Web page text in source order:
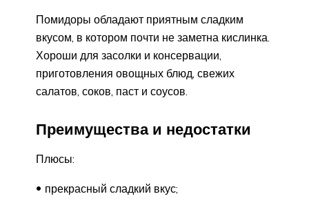
Помидоры обладают приятным сладким
вкусом, в котором почти не заметна кислинка.
Хороши для засолки и консервации,
приготовления овощных блюд, свежих
салатов, соков, паст и соусов.
Преимущества и недостатки
Плюсы:
прекрасный сладкий вкус;